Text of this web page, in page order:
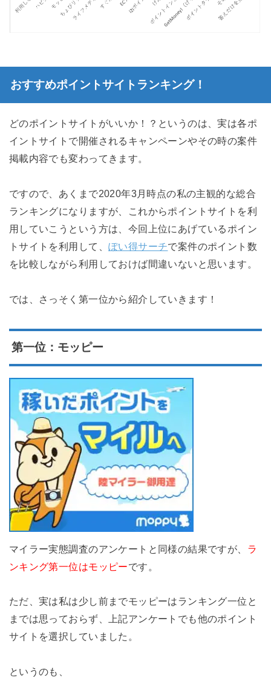
おすすめポイントサイトランキング！
どのポイントサイトがいいか！？というのは、実は各ポ
イントサイトで開催されるキャンペーンやその時の案件
掲載内容でも変わってきます。
ですので、あくまで2020年3月時点の私の主観的な総合
ランキングになりますが、これからポイントサイトを利
用していこうという方は、今回上位にあげているポイン
トサイトを利用して、 ぽい得サーチで案件のポイント数
を比較しながら利用しておけば間違いないと思います。
では、さっそく第一位から紹介していきます！
第一位：モッピー
マイラー実態調査のアンケートと同様の結果ですが、 ラ
ンキング第一位はモッピーです。
ただ、実は私は少し前までモッピーはランキング一位と
までは思っておらず、上記アンケートでも他のポイント
サイトを選択していました。
というのも、